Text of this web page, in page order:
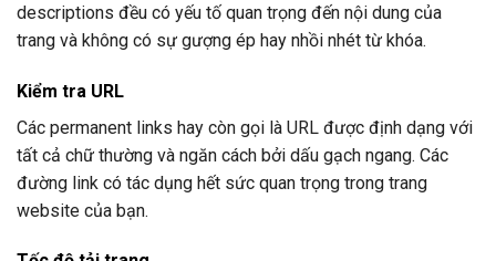
descriptions đều có yếu tố quan trọng đến nội dung của
trang và không có sự gượng ép hay nhồi nhét từ khóa.
Kiểm tra URL
Các permanent links hay còn gọi là URL được định dạng với
tất cả chữ thường và ngăn cách bởi dấu gạch ngang. Các
đường link có tác dụng hết sức quan trọng trong trang
website của bạn.